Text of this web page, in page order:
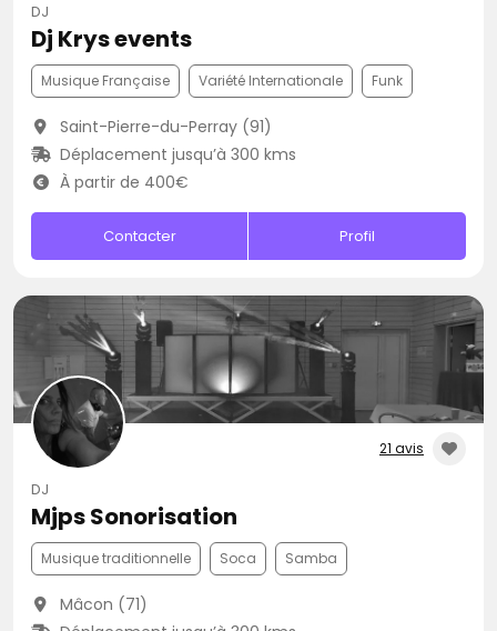
DJ
Dj Krys events
Musique Française Variété Internationale Funk
Saint-Pierre-du-Perray (91)
Déplacement jusqu’à 300 kms
À partir de 400€
Contacter Profil
21 avis
DJ
Mjps Sonorisation
Musique traditionnelle Soca Samba
Mâcon (71)